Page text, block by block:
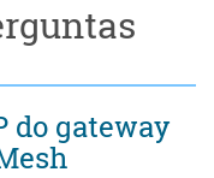
do gateway